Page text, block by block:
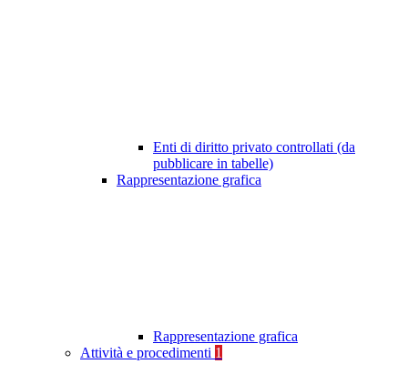
Enti di diritto privato controllati (da
pubblicare in tabelle)
Rappresentazione grafica
Rappresentazione grafica
Attività e procedimenti 1